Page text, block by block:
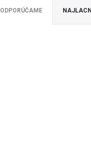
ODPORÚČAME